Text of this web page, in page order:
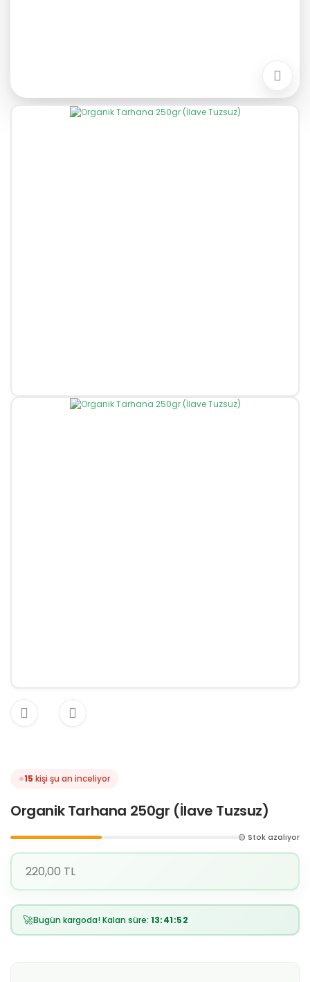
15 kişi şu an inceliyor
Organik Tarhana 250gr (İlave Tuzsuz)
🟡 Stok azalıyor
220,00 TL
🚀Bugün kargoda! Kalan süre: 13:41:50